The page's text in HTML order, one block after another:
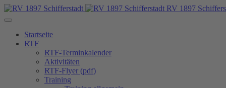
RV 1897
Startseite
RTF
RTF-Terminkalender
Aktivitäten
RTF-Flyer (pdf)
Training